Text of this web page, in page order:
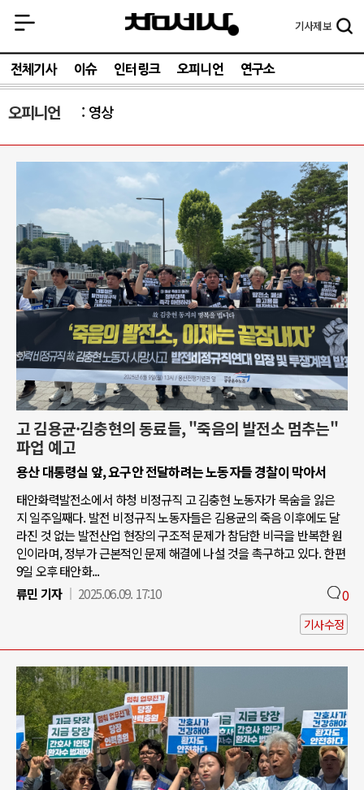
기사제보
전체기사 이슈 인터링크 오피니언 연구소
오피니언 영상
고 김용균·김충현의 동료들, "죽음의 발전소 멈추는"
파업 예고
용산 대통령실 앞, 요구안 전달하려는 노동자들 경찰이 막아서
태안화력발전소에서 하청 비정규직 고 김충현 노동자가 목숨을 잃은
지 일주일째다. 발전 비정규직 노동자들은 김용균의 죽음 이후에도 달
라진 것 없는 발전산업 현장의 구조적 문제가 참담한 비극을 반복한 원
인이라며, 정부가 근본적인 문제 해결에 나설 것을 촉구하고 있다. 한편
9일 오후 태안화...
류민 기자
2025.06.09. 17:10 0
기사수정